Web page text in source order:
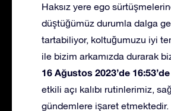
Haksız yere ego
düştüğümüz durumla dalga
tartabiliyor, koltuğumuzu iyi
ile bizim arkamızda durarak
16 Ağustos 2023’de
etkili açı kalıbı rutinlerimiz,
gündemlere işaret etmektedir.